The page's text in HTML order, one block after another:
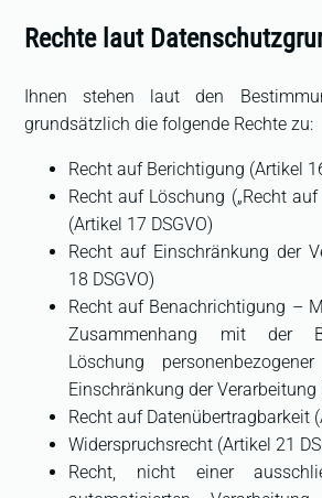
Rechte laut
Ihnen stehen laut den
grundsätzlich die folgende Rechte zu:
Recht auf Berichtigung (Artikel
Recht auf Löschung („Recht auf
(Artikel 17 DSGVO)
Recht auf Einschränkung der
18 DSGVO)
Recht auf Benachrichtigung –
Zusammenhang mit der
Löschung
Einschränkung der Verarbeitung
Recht auf Datenübertragbarkeit
Widerspruchsrecht (Artikel 21
Recht, nicht einer